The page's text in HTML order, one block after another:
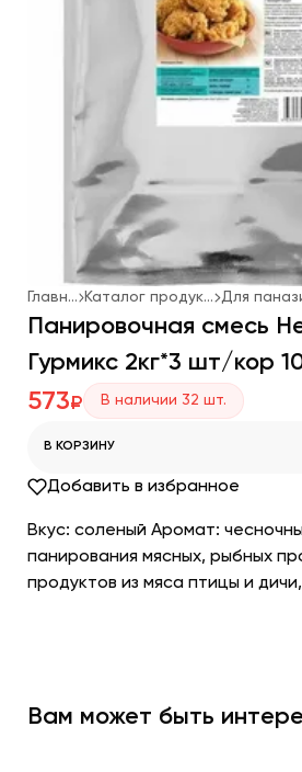
Главная Каталог продукции
Панировочная смесь
Гурмикс 2кг*3 шт/кор
573₽ В наличии 32 шт.
В КОРЗИНУ
Добавить в избранное
Вкус: соленый Аромат:
панирования мясных, рыбных
продуктов из мяса птицы и
Вам может быть